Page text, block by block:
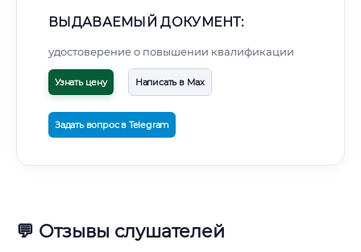
ВЫДАВАЕМЫЙ ДОКУМЕНТ:
удостоверение о повышении квалификации
Узнать цену Написать в Max
Задать вопрос в Telegram
💬 Отзывы слушателей